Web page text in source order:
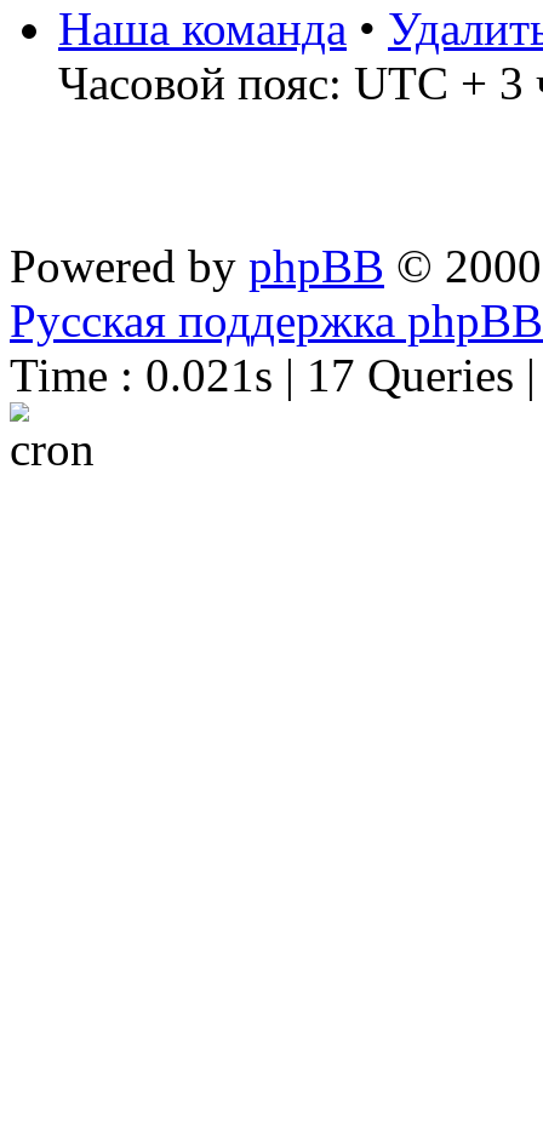
Наша команда •
Часовой пояс: UTC + 3
Powered by phpBB ©
Русская поддержка phpBB
Time : 0.021s | 17 Queries